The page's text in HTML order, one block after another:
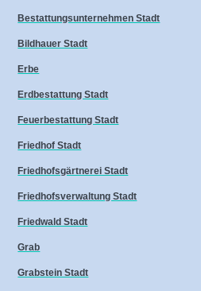
Bestattungsunternehmen Stadt
Bildhauer Stadt
Erbe
Erdbestattung Stadt
Feuerbestattung Stadt
Friedhof Stadt
Friedhofsgärtnerei Stadt
Friedhofsverwaltung Stadt
Friedwald Stadt
Grab
Grabstein Stadt